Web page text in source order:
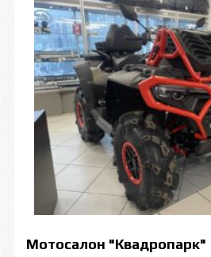
Мотосалон "Квадропарк"